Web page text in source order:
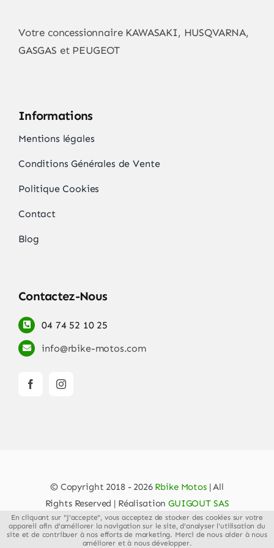
Votre concessionnaire KAWASAKI, HUSQVARNA,
GASGAS et PEUGEOT
Informations
Mentions légales
Conditions Générales de Vente
Politique Cookies
Contact
Blog
Contactez-Nous
04 74 52 10 25
info@rbike-motos.com
© Copyright 2018 - 2026 Rbike Motos| All
Rights Reserved | RéalisationGUIGOUT SAS
En cliquant sur "J'accepte", vous acceptez de stocker des cookies sur votre
appareil afin d'améliorer la navigation sur le site, d'analyser l'utilisation du
site et de contribuer à nos efforts de marketing. Merci de nous aider à nous
améliorer et à nous développer.